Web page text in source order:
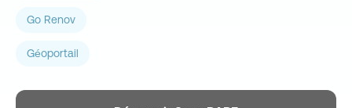
Go Renov
Géoportail